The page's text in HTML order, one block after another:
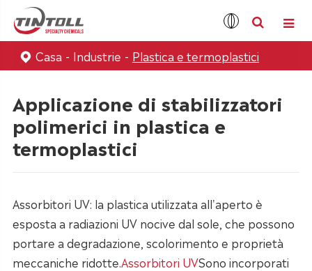
Casa Industrie Plastica e termoplastici
Applicazione di stabilizzatori
polimerici in plastica e
termoplastici
Assorbitori UV: la plastica utilizzata all'aperto è
esposta a radiazioni UV nocive dal sole, che possono
portare a degradazione, scolorimento e proprietà
meccaniche ridotte.Assorbitori UVSono incorporati